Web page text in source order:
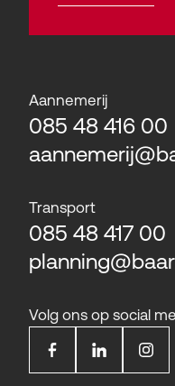
Aannemerij
085 48 416 00
Transport
085 48 417 00
Volg ons op social